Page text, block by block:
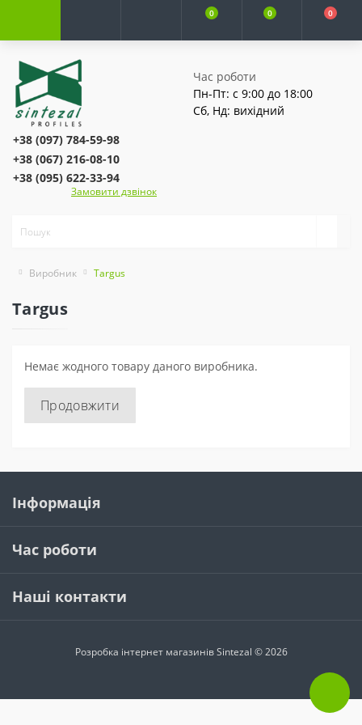
0 0 0
Час роботи
Пн-Пт: с 9:00 до 18:00
Сб, Нд: вихідний
+38 (097) 784-59-98
+38 (067) 216-08-10
+38 (095) 622-33-94
Замовити дзвінок
Виробник Targus
Targus
Немає жодного товару даного виробника.
Продовжити
Інформація
Час роботи
Наші контакти
Розробка інтернет магазинівSintezal © 2026